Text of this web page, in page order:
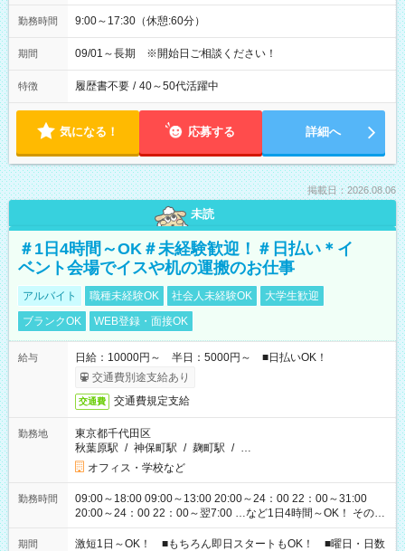
勤務時間 9:00～17:30（休憩:60分）
期間 09/01～長期 ※開始日ご相談ください！
特徴 履歴書不要 / 40～50代活躍中
気になる！ 応募する 詳細へ
掲載日：2026.08.06
未読
＃1日4時間～OK＃未経験歓迎！＃日払い＊イ
ベント会場でイスや机の運搬のお仕事
アルバイト 職種未経験OK 社会人未経験OK
大学生歓迎
ブランクOK
WEB登録・面接OK
給与
日給：10000円～ 半日：5000円～ ■日払いOK！
交通費別途支給あり
交通費 交通費規定支給
勤務地
東京都千代田区
秋葉原駅 / 神保町駅 / 麹町駅 / …
オフィス・学校など
勤務時間
09:00～18:00 09:00～13:00 20:00～24：00 22：00～31:00
20:00～24：00 22：00～翌7:00 …など1日4時間～OK！ その他
シフトもございます！ お気軽にご相談ください！
期間
激短1日～OK！ ■もちろん即日スタートもOK！ ■曜日・日数